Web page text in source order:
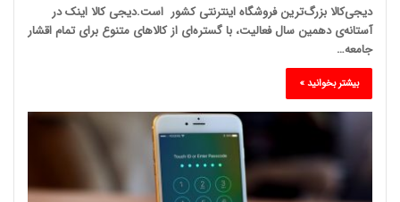
دیجی‌کالا بزرگ‌ترین فروشگاه اینترنتی کشور است.دیجی کالا اینک در
آستانه‌ی دهمین سال فعالیت، با گستره‌ای از کالاهای متنوع برای تمام اقشار
جامعه…
بیشتر بخوانید »